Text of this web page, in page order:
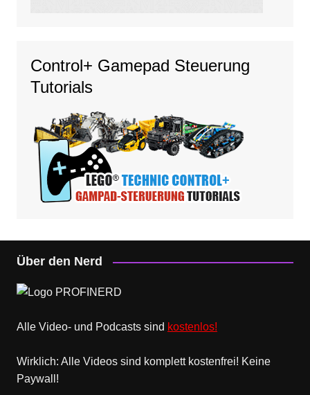
Control+ Gamepad Steuerung
Tutorials
Über den Nerd
Alle Video- und Podcasts sind kostenlos!
Wirklich: Alle Videos sind komplett kostenfrei! Keine
Paywall!